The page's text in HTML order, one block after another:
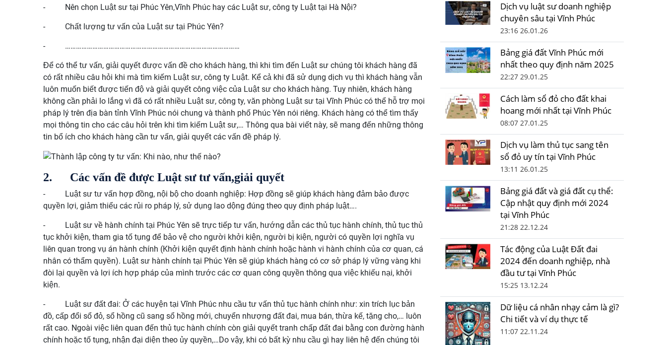
- Nên chọn Luật sư tại Phúc Yên,Vĩnh Phúc hay các Luật sư, công ty Luật tại Hà Nội?
- Chất lượng tư vấn của Luật sư tại Phúc Yên?
- ……………………………………………………………………………………
Để có thể tư vấn, giải quyết được vấn đề cho khách hàng, thì khi tìm đến Luật sư chúng tôi khách hàng đã
có rất nhiều câu hỏi khi mà tìm kiếm Luật sư, công ty Luật. Kể cả khi đã sử dụng dịch vụ thì khách hàng vẫn
luôn muốn biết được tiến độ và giải quyết công việc của Luật sư cho khách hàng. Tuy nhiên, khách hàng
không cần phải lo lắng vì đã có rất nhiều Luật sư, công ty, văn phòng Luật sư tại Vĩnh Phúc có thể hỗ trợ mọi
pháp lý trên địa bàn tỉnh Vĩnh Phúc nói chung và thành phố Phúc Yên nói riêng. Khách hàng có thể tìm thấy
mọi thông tin cho các câu hỏi trên khi tìm kiếm Luật sư,… Thông qua bài viết này, sẽ mang đến những thông
tin bổ ích cho khách hàng cần tư vấn, giải quyết các vấn đề pháp lý.
2. Các vấn đề được Luật sư tư vấn,giải quyết
- Luật sư tư vấn hợp đồng, nội bộ cho doanh nghiệp: Hợp đồng sẽ giúp khách hàng đảm bảo được
quyền lợi, giảm thiểu các rủi ro pháp lý, sử dụng lao dộng đúng theo quy định pháp luật….
- Luật sư về hành chính tại Phúc Yên sẽ trực tiếp tư vấn, hướng dẫn các thủ tục hành chính, thủ tục thủ
tục khởi kiện, tham gia tố tụng để bảo vệ cho người khởi kiện, người bị kiện, người có quyền lợi nghĩa vụ
liên quan trong vụ án hành chính (Khởi kiện quyết định hành chính hoặc hành vi hành chính của cơ quan, cá
nhân có thẩm quyền). Luật sư hành chính tại Phúc Yên sẽ giúp khách hàng có cơ sở pháp lý vững vàng khi
đòi lại quyền và lợi ích hợp pháp của mình trước các cơ quan công quyền thông qua việc khiếu nại, khởi
kiện.
- Luật sư đất đai: Ở các huyện tại Vĩnh Phúc nhu cầu tư vấn thủ tục hành chính như: xin trích lục bản
đồ, cấp đổi sổ đỏ, sổ hồng cũ sang sổ hồng mới, chuyển nhượng đất đai, mua bán, thừa kế, tặng cho,… luôn
rất cao. Ngoài việc liên quan đến thủ tục hành chính còn giải quyết tranh chấp đất đai bằng con đường hành
chính hoặc tố tụng, nhận đại diện theo ủy quyền,…Do vậy, khi có bất kỳ nhu cầu gì hay liên hệ đến chúng tôi
Dịch vụ luật sư doanh nghiệp
chuyên sâu tại Vĩnh Phúc
23:16 26.01.26
Bảng giá đất Vĩnh Phúc mới
nhất theo quy định năm 2025
22:27 29.01.25
Cách làm sổ đỏ cho đất khai
hoang mới nhất tại Vĩnh Phúc
08:07 27.01.25
Dịch vụ làm thủ tục sang tên
sổ đỏ uy tín tại Vĩnh Phúc
13:11 26.01.25
Bảng giá đất và giá đất cụ thể:
Cập nhật quy định mới 2024
tại Vĩnh Phúc
21:28 22.12.24
Tác động của Luật Đất đai
2024 đến doanh nghiệp, nhà
đầu tư tại Vĩnh Phúc
15:25 13.12.24
Dữ liệu cá nhân nhạy cảm là gì?
Chi tiết và ví dụ thực tế
11:07 22.11.24